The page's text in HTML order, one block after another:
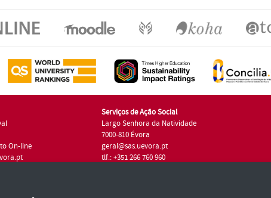
On-line
Serviços de Ação Social
Largo Senhora da Natividade
7000-810 Évora
geral@sas.uevora.pt
tlf.: +351 266 760 960